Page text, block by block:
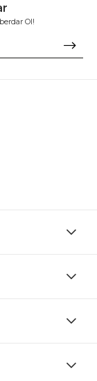
Ol!